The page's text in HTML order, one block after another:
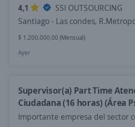
4,1
SSI OUTSOURCING
Santiago - Las condes,
$ 1.200.000,00 (Mensual)
Ayer
Supervisor(a) Part Time
Ciudadana (16 horas) (Área
Importante empresa del sector